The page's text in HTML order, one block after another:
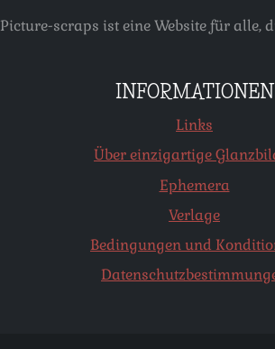
Picture-scraps ist eine Website für alle,
INFORMATIONEN
Links
Über einzigartige
Ephemera
Verlage
Bedingungen und